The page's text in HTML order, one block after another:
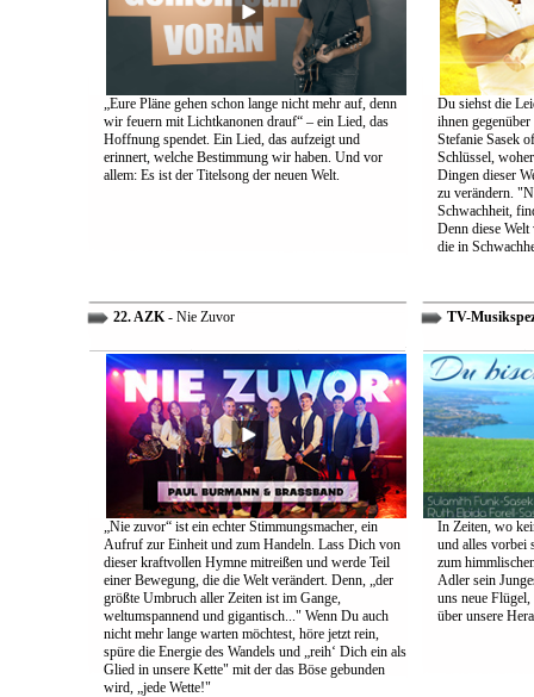
„Eure Pläne gehen schon lange nicht mehr auf, denn
wir feuern mit Lichtkanonen drauf“ – ein Lied, das
Hoffnung spendet. Ein Lied, das aufzeigt und
erinnert, welche Bestimmung wir haben. Und vor
allem: Es ist der Titelsong der neuen Welt.
Du siehst die
ihnen
Stefanie Sasek
Schlüssel,
Dingen dieser
zu verändern.
Schwachheit,
Denn diese Welt
die in
22. AZK- Nie Zuvor
„Nie zuvor“ ist ein echter Stimmungsmacher, ein
Aufruf zur Einheit und zum Handeln. Lass Dich von
dieser kraftvollen Hymne mitreißen und werde Teil
einer Bewegung, die die Welt verändert. Denn, „der
größte Umbruch aller Zeiten ist im Gange,
weltumspannend und gigantisch..." Wenn Du auch
nicht mehr lange warten möchtest, höre jetzt rein,
spüre die Energie des Wandels und „reih‘ Dich ein als
Glied in unsere Kette" mit der das Böse gebunden
wird, „jede Wette!"
TV-
In Zeiten, wo
und alles vorbei
zum
Adler sein
uns neue
über unsere